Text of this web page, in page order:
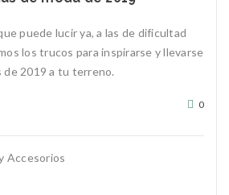
puede lucir ya, a las de dificultad
los trucos para inspirarse y llevarse
2019 a tu terreno.
0
Accesorios